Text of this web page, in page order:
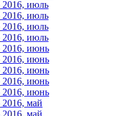
2016, июль
2016, июль
2016, июль
2016, июль
2016, июнь
2016, июнь
2016, июнь
2016, июнь
2016, июнь
май
май